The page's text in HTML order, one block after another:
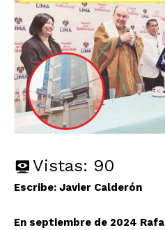
Vistas: 90
Escribe: Javier Calderón
En septiembre de 2024